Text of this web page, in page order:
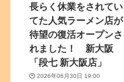
長らく休業をされてい
てた人気ラーメン店が
待望の復活オープンさ
れました！ 新大阪
「段七 新大阪店」
2026年06月30日 19:00